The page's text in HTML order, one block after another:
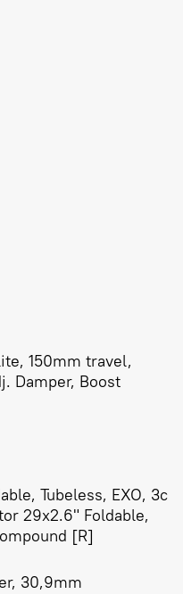
150mm travel,
Damper, Boost
Tubeless, EXO, 3c
29x2.6" Foldable,
[R]
30,9mm